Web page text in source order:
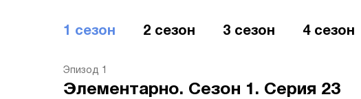
1 сезон 2 сезон 3 сезон 4 сезон
Эпизод 1
Элементарно. Сезон 1. Серия 23